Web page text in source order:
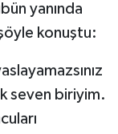
yanında
konuştu:
seven biriyim.